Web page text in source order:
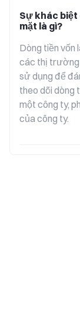
Sự khác biệt
mặt là gì?
Dòng tiền vốn
các thị
sử dụng để
theo dõi dòng
một công ty,
của công ty.